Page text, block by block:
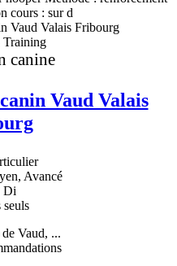
cours : sur d
Training
canine
Vaud Valais
Avancé
Di
seuls
Vaud, ...